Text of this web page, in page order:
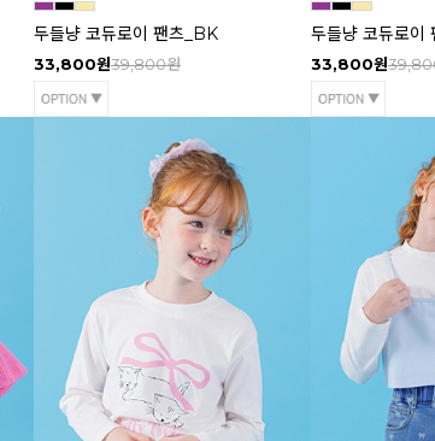
두들냥 코듀로이 팬츠_BK
33,800원39,800원
두들냥 코듀로이
33,800원